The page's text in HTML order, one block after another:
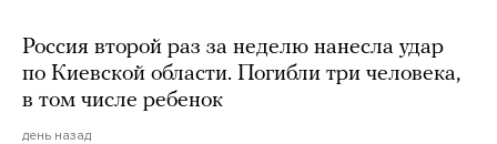
Россия второй раз за неделю нанесла удар
по Киевской области. Погибли три человека,
в том числе ребенок
день назад